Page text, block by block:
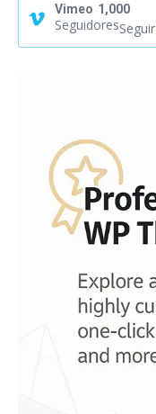
Vimeo 1,000
SeguidoresSeguir